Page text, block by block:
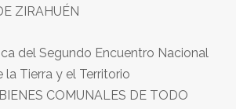
ZIRAHUÉN
del Segundo Encuentro Nacional
la Tierra y el Territorio
COMUNALES DE TODO